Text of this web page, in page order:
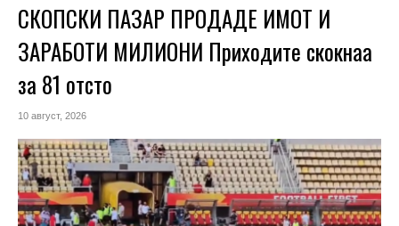
СКОПСКИ ПАЗАР ПРОДАДЕ ИМОТ И
ЗАРАБОТИ МИЛИОНИ Приходите скокнаа
за 81 отсто
10 август, 2026